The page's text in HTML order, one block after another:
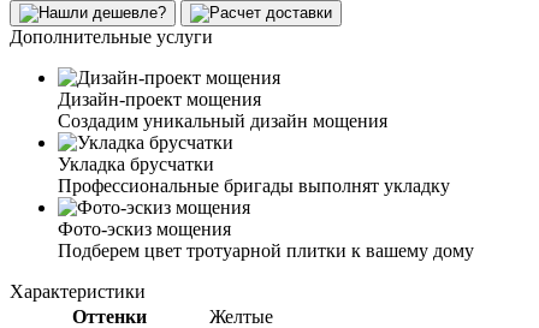
Дополнительные услуги
Дизайн-проект мощения
Создадим уникальный дизайн мощения
Укладка брусчатки
Профессиональные бригады выполнят укладку
Фото-эскиз мощения
Подберем цвет тротуарной плитки к вашему дому
Характеристики
Оттенки
Желтые